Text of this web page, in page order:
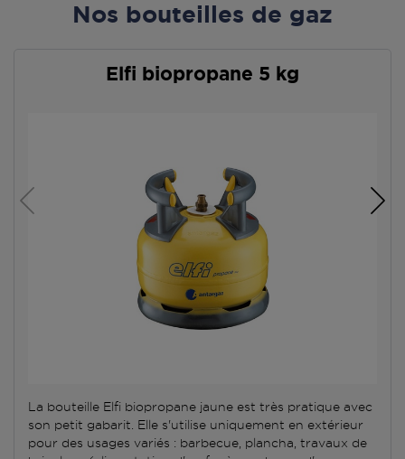
Nos bouteilles de gaz
Elfi biopropane 5 kg
La bouteille Elfi biopropane jaune est très pratique avec
son petit gabarit. Elle s'utilise uniquement en extérieur
pour des usages variés : barbecue, plancha, travaux de